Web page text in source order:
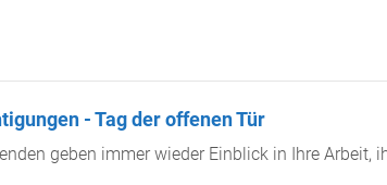
- Tag der offenen Tür
geben immer wieder Einblick in Ihre Arbeit,